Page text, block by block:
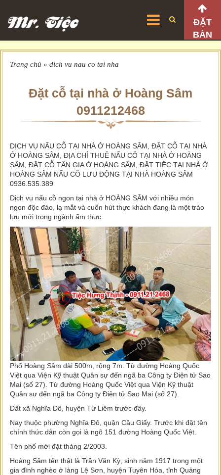
ĐẶT
BÀN
Trang chủ » dich vu nau co tai nha
Đặt cỗ tại nhà ở Hoàng Sâm
0911212468
DỊCH VỤ NẤU CỖ TẠI NHÀ Ở HOÀNG SÂM, ĐẶT CỖ TẠI NHÀ
Ở HOÀNG SÂM, ĐỊA CHỈ THUÊ NẤU CỖ TẠI NHÀ Ở HOÀNG
SÂM, ĐẶT CỖ TÂN GIA Ở HOÀNG SÂM, ĐẶT TIỆC TẠI NHÀ Ở
HOÀNG SÂM NẤU CỖ LƯU ĐỘNG TẠI NHÀ HOÀNG SÂM
0936.535.389
Dịch vụ nấu cỗ ngon tại nhà ở HOÀNG SÂM với nhiều món
ngon độc đáo, lạ mắt và cuốn hút thực khách đang là một trào
lưu mới trong ngành ẩm thực.
Phố Hoàng Sâm dài 500m, rộng 7m. Từ đường Hoàng Quốc
Việt qua Viện Kỹ thuật Quân sự đến ngã ba Công ty Điện tử Sao
Mai (số 27). Từ đường Hoàng Quốc Việt qua Viện Kỹ thuật
Quân sự đến ngã ba Công ty Điện tử Sao Mai (số 27).
Đất xã Nghĩa Đô, huyện Từ Liêm trước đây.
Nay thuộc phường Nghĩa Đô, quận Cầu Giấy. Trước khi đặt tên
chính thức dân còn gọi là ngõ 151 đường Hoàng Quốc Việt.
Tên phố mới đặt tháng 2/2003.
Hoàng Sâm tên thật là Trần Văn Kỳ, sinh năm 1917 trong một
gia đình nghèo ở làng Lệ Sơn, huyện Tuyên Hóa, tỉnh Quảng